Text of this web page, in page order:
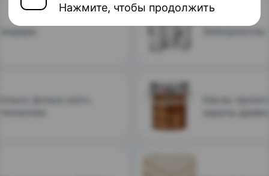
Нажмите, чтобы продолжить